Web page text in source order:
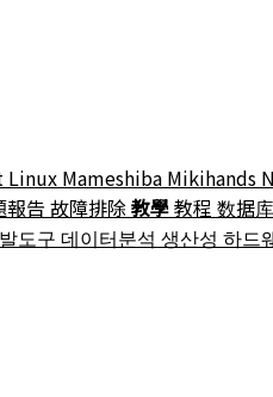
Linux Mameshiba Mikihands
報告 故障排除教學教程 数据库
도구 데이터분석 생산성 하드